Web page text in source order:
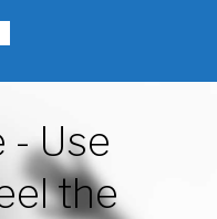
- Use
the